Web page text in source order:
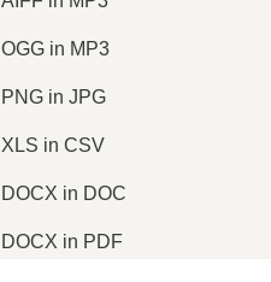
OGG in MP3
PNG in JPG
XLS in CSV
DOCX in DOC
DOCX in PDF